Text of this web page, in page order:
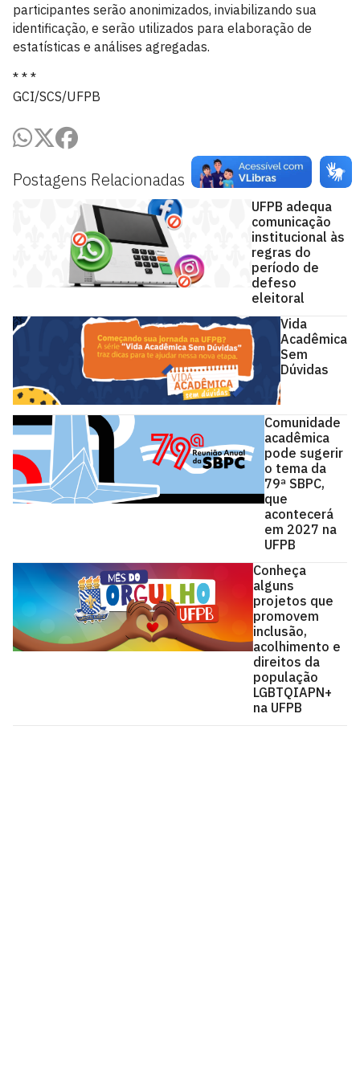
Postagens Relacionadas
UFPB adequa
comunicação
institucional às
regras do
período de
defeso
eleitoral
Vida
Acadêmica
Sem
Dúvidas
Comunidade
acadêmica
pode sugerir
o tema da
79ª SBPC,
que
acontecerá
em 2027 na
UFPB
Conheça
alguns
projetos que
promovem
inclusão,
acolhimento e
direitos da
população
LGBTQIAPN+
na UFPB
participantes serão anonimizados, inviabilizando sua
identificação, e serão utilizados para elaboração de
estatísticas e análises agregadas.
* * *
GCI/SCS/UFPB